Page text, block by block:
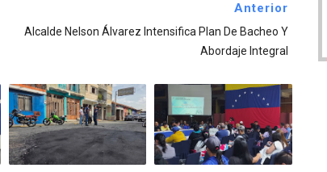
Anterior
Alcalde Nelson Álvarez Intensifica Plan De Bacheo Y
Abordaje Integral